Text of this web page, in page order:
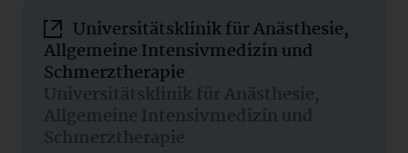
Universitätsklinik für Anästhesie,
Allgemeine Intensivmedizin und
Schmerztherapie
Universitätsklinik für Anästhesie,
Allgemeine Intensivmedizin und
Schmerztherapie